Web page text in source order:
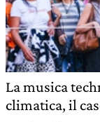
La musica
climatica, il